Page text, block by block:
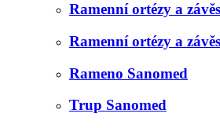
Ramenní ortézy a
Ramenní ortézy a
Rameno Sanomed
Trup Sanomed